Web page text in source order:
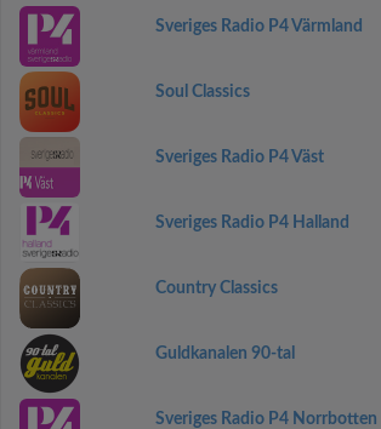
Sveriges Radio P4 Värmland
Soul Classics
Sveriges Radio P4 Väst
Sveriges Radio P4 Halland
Country Classics
Guldkanalen 90-tal
Sveriges Radio P4 Norrbotten